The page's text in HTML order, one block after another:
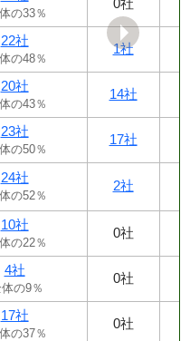
の33％
22社
の48％
1社
20社
の43％
14社
23社
の50％
17社
24社
の52％
2社
10社
の22％
0社
4社
の9％
0社
17社
の37％
0社